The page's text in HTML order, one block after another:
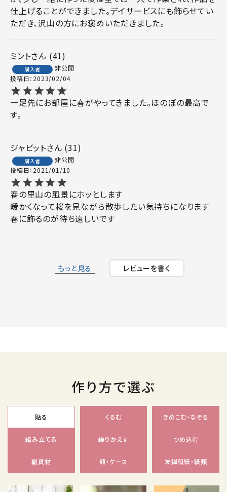
仕上げることができました。デイサービスにも飾らせてい
ただき、沢山の方にお褒めいただきました。
ミント 41
購入者
非公開
投稿日 2023/02/04
一足先にお部屋に春がやってきました。ほのぼの最高で
す。
ジャビット 31
購入者
非公開
投稿日 2021/01/10
春の里山の風景にホッとします
暖かくなって桜を見ながら散歩したい気持ちになります
春に飾るのが待ち遠しいです
もっと見る レビューを書く
作り方で選ぶ
貼る くるむ きめこむ・なぞる
組み立てる 繰りかえす つめ込む
副資材 額・ケース 友禅和紙・紙類